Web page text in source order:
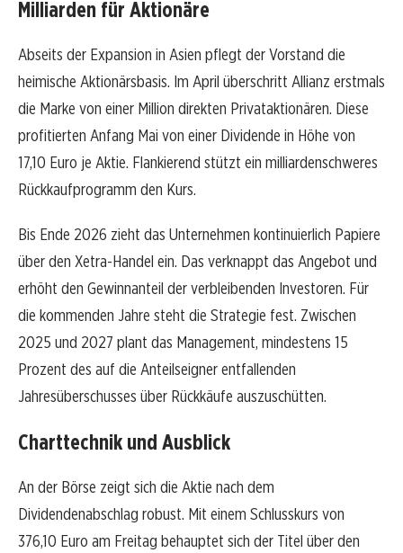
Milliarden für Aktionäre
Abseits der Expansion in Asien pflegt der Vorstand die
heimische Aktionärsbasis. Im April überschritt Allianz erstmals
die Marke von einer Million direkten Privataktionären. Diese
profitierten Anfang Mai von einer Dividende in Höhe von
17,10 Euro je Aktie. Flankierend stützt ein milliardenschweres
Rückkaufprogramm den Kurs.
Bis Ende 2026 zieht das Unternehmen kontinuierlich Papiere
über den Xetra-Handel ein. Das verknappt das Angebot und
erhöht den Gewinnanteil der verbleibenden Investoren. Für
die kommenden Jahre steht die Strategie fest. Zwischen
2025 und 2027 plant das Management, mindestens 15
Prozent des auf die Anteilseigner entfallenden
Jahresüberschusses über Rückkäufe auszuschütten.
Charttechnik und Ausblick
An der Börse zeigt sich die Aktie nach dem
Dividendenabschlag robust. Mit einem Schlusskurs von
376,10 Euro am Freitag behauptet sich der Titel über den